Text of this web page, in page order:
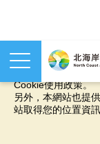
本網站使用cookies
您提供更佳的體驗
Cookie使用政策。
另外，本網站也提
站取得您的位置資